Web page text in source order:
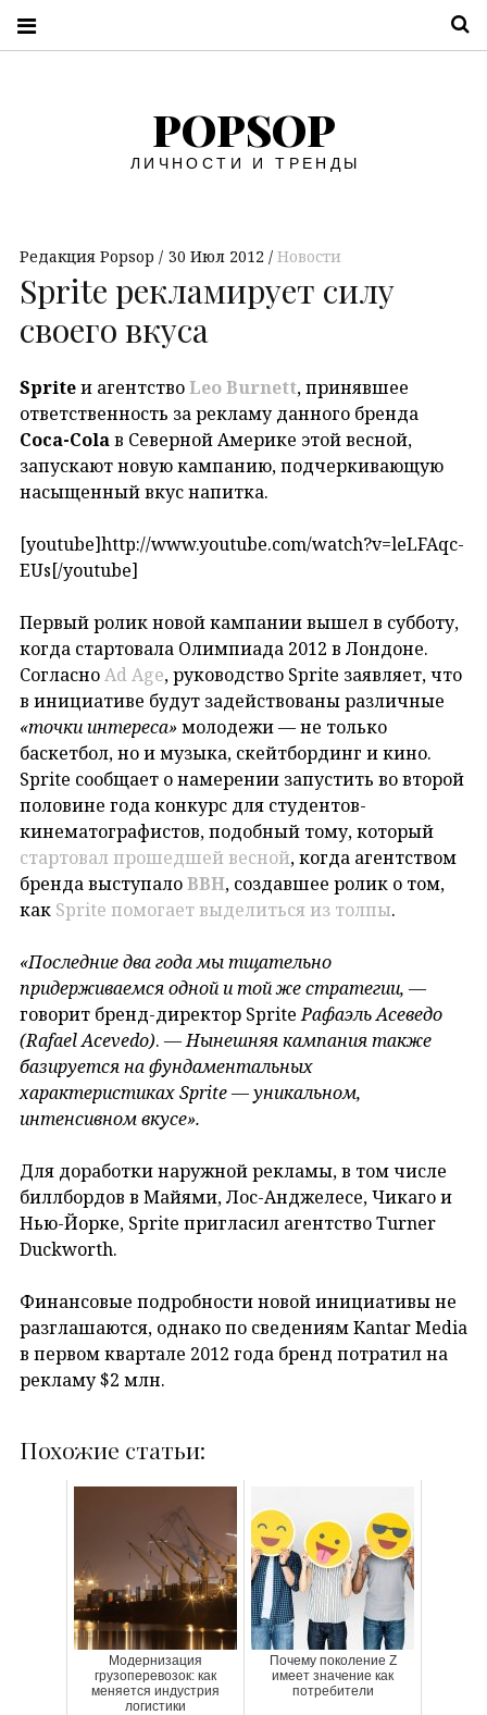
POPSOP
ЛИЧНОСТИ И ТРЕНДЫ
Редакция Popsop 30 Июл 2012 Новости
Sprite рекламирует силу
своего вкуса
Spriteи агентствоLeo Burnett, принявшее
ответственность за рекламу данного бренда
Coca-Colaв Северной Америке этой весной,
запускают новую кампанию, подчеркивающую
насыщенный вкус напитка.
[youtube]http://www.youtube.com/watch?v=leLFAqc-
EUs[/youtube]
Первый ролик новой кампании вышел в субботу,
когда стартовала Олимпиада 2012 в Лондоне.
СогласноAd Age, руководство Sprite заявляет, что
в инициативе будут задействованы различные
«точки интереса»молодежи — не только
баскетбол, но и музыка, скейтбординг и кино.
Sprite сообщает о намерении запустить во второй
половине года конкурс для студентов-
кинематографистов, подобный тому, который
стартовал прошедшей весной, когда агентством
бренда выступалоBBH, создавшее ролик о том,
как Sprite помогает выделиться из толпы.
«Последние два года мы тщательно
придерживаемся одной и той же стратегии, —
говорит бренд-директор SpriteРафаэль Асеведо
(RafaelAcevedo). — Нынешняя кампания также
базируется на фундаментальных
характеристикахSprite— уникальном,
интенсивном вкусе».
Для доработки наружной рекламы, в том числе
биллбордов в Майями, Лос-Анджелесе, Чикаго и
Нью-Йорке, Sprite пригласил агентство Turner
Duckworth.
Финансовые подробности новой инициативы не
разглашаются, однако по сведениям Kantar Media
в первом квартале 2012 года бренд потратил на
рекламу $2 млн.
Похожие статьи:
Модернизация
грузоперевозок: как
меняется индустрия
логистики
Почему поколение Z
имеет значение как
потребители